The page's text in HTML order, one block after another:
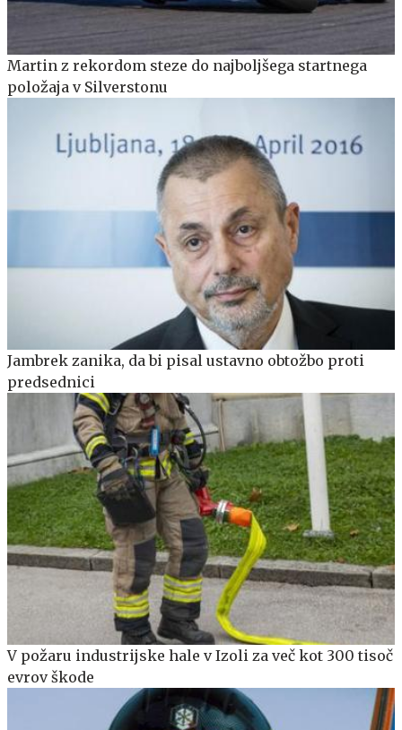
Martin z rekordom steze do najboljšega startnega
položaja v Silverstonu
Jambrek zanika, da bi pisal ustavno obtožbo proti
predsednici
V požaru industrijske hale v Izoli za več kot 300 tisoč
evrov škode